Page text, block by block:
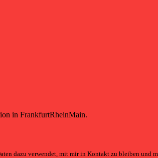
in FrankfurtRheinMain.
dazu verwendet, mit mir in Kontakt zu bleiben und